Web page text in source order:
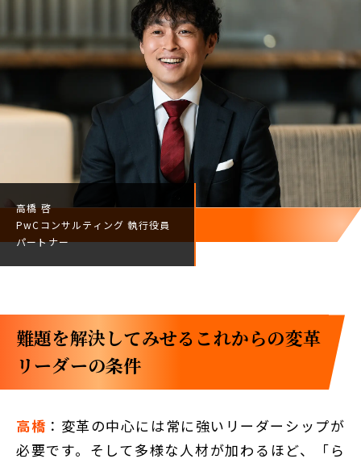
高橋 啓
PwCコンサルティング執行役員
パートナー
難題を解決してみせる――これからの変革
リーダーの条件
高橋 ：変革の中心には常に強いリーダーシップが
必要です。そして多様な人材が加わるほど、「ら